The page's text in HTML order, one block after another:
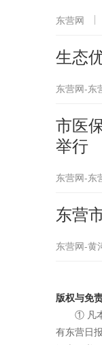
东营网
生态
东营网-东
市医
举行
东营网-东
东营
东营网-黄
版权与免
① 凡
有东营日